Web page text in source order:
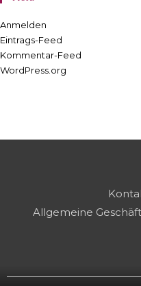
Anmelden
Eintrags-Feed
Kommentar-Feed
WordPress.org
Allgemeine